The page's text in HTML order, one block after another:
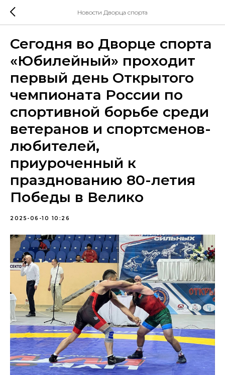
Новости Дворца спорта
Сегодня во Дворце спорта
«Юбилейный» проходит
первый день Открытого
чемпионата России по
спортивной борьбе среди
ветеранов и спортсменов-
любителей,
приуроченный к
празднованию 80-летия
Победы в Велико
2025-06-10 10:26